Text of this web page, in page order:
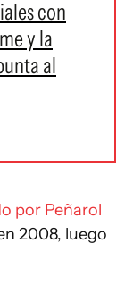
con
y la
al
por Peñarol
2008, luego